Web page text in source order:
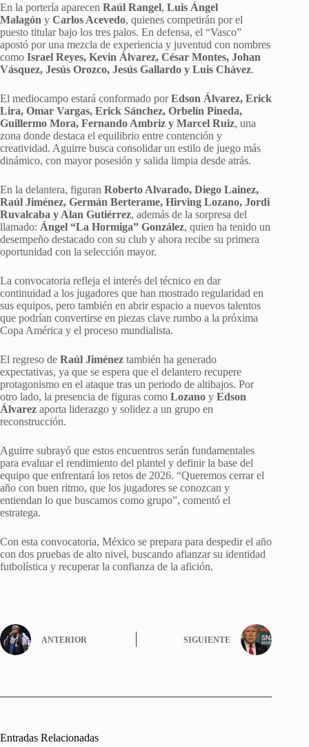
En la portería aparecen Raúl Rangel, Luis Ángel
Malagón y Carlos Acevedo, quienes competirán por el
puesto titular bajo los tres palos. En defensa, el “Vasco”
apostó por una mezcla de experiencia y juventud con nombres
como Israel Reyes, Kevin Álvarez, César Montes, Johan
Vásquez, Jesús Orozco, Jesús Gallardo y Luis Chávez.
El mediocampo estará conformado porEdson Álvarez, Erick
Lira, Omar Vargas, Erick Sánchez, Orbelín Pineda,
Guillermo Mora, Fernando Ambriz y Marcel Ruiz, una
zona donde destaca el equilibrio entre contención y
creatividad. Aguirre busca consolidar un estilo de juego más
dinámico, con mayor posesión y salida limpia desde atrás.
En la delantera, figuran Roberto Alvarado, Diego Lainez,
Raúl Jiménez, Germán Berterame, Hirving Lozano, Jordi
Ruvalcaba y Alan Gutiérrez, además de la sorpresa del
llamado: Ángel “La Hormiga” González, quien ha tenido un
desempeño destacado con su club y ahora recibe su primera
oportunidad con la selección mayor.
La convocatoria refleja el interés del técnico en dar
continuidad a los jugadores que han mostrado regularidad en
sus equipos, pero también en abrir espacio a nuevos talentos
que podrían convertirse en piezas clave rumbo a la próxima
Copa América y el proceso mundialista.
El regreso de Raúl Jiménez también ha generado
expectativas, ya que se espera que el delantero recupere
protagonismo en el ataque tras un periodo de altibajos. Por
otro lado, la presencia de figuras como Lozano y Edson
Álvarez aporta liderazgo y solidez a un grupo en
reconstrucción.
Aguirre subrayó que estos encuentros serán fundamentales
para evaluar el rendimiento del plantel y definir la base del
equipo que enfrentará los retos de 2026. “Queremos cerrar el
año con buen ritmo, que los jugadores se conozcan y
entiendan lo que buscamos como grupo”, comentó el
estratega.
Con esta convocatoria, México se prepara para despedir el año
con dos pruebas de alto nivel, buscando afianzar su identidad
futbolística y recuperar la confianza de la afición.
ANTERIOR SIGUIENTE
Entradas Relacionadas